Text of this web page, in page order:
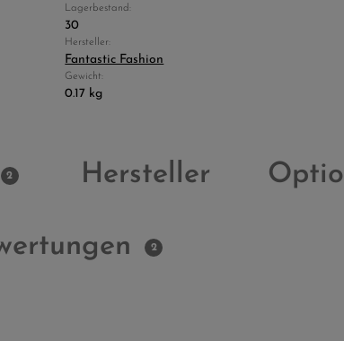
Lagerbestand:
30
Hersteller:
Fantastic Fashion
Gewicht:
0.17 kg
2 Hersteller
2